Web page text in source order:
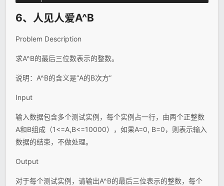
6、人见人爱A^B
Problem Description
求A^B的最后三位数表示的整数。
说明：A^B的含义是“A的B次方”
Input
输入数据包含多个测试实例，每个实例占一行，由两个正整数
A和B组成（1<=A,B<=10000），如果A=0, B=0，则表示输入
数据的结束，不做处理。
Output
对于每个测试实例，请输出A^B的最后三位表示的整数，每个